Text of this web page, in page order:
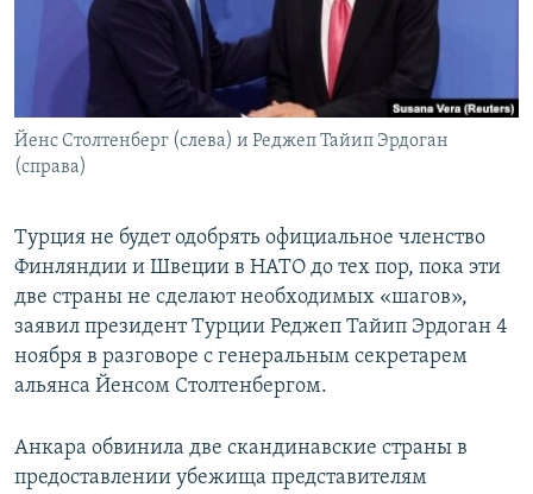
ПОБЕДИТЕЛЕЙ НЕ СУДЯТ?
КРЫМ.НЕПОКОРЕННЫЙ
УКРАИНСКАЯ ПРОБЛЕМА КРЫМА
ПРИСОЕДИНЯЙТЕСЬ!
Все сайты RFE/RL
Йенс Столтенберг (слева) и Реджеп Тайип Эрдоган
(справа)
Турция не будет одобрять официальное членство
Финляндии и Швеции в НАТО до тех пор, пока эти
две страны не сделают необходимых «шагов»,
заявил президент Турции Реджеп Тайип Эрдоган 4
ноября в разговоре с генеральным секретарем
альянса Йенсом Столтенбергом.
Анкара обвинила две скандинавские страны в
предоставлении убежища представителям